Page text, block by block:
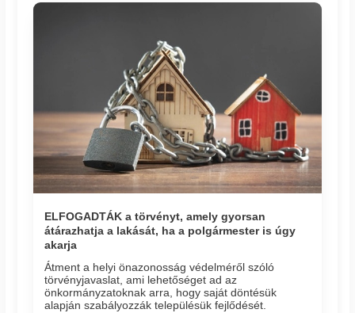
ELFOGADTÁK a törvényt, amely gyorsan
átárazhatja a lakását, ha a polgármester is úgy
akarja
Átment a helyi önazonosság védelméről szóló
törvényjavaslat, ami lehetőséget ad az
önkormányzatoknak arra, hogy saját döntésük
alapján szabályozzák településük fejlődését.